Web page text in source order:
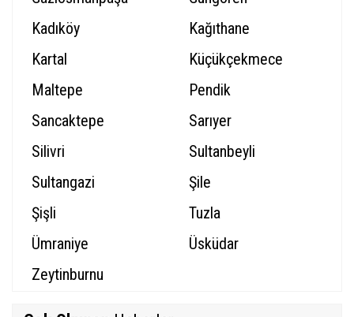
Kadıköy
Kağıthane
Kartal
Küçükçekmece
Maltepe
Pendik
Sancaktepe
Sarıyer
Silivri
Sultanbeyli
Sultangazi
Şile
Şişli
Tuzla
Ümraniye
Üsküdar
Zeytinburnu